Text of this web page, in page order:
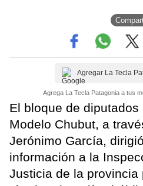
Agregar La Tecla
Agrega La Tecla Patagonia a tus
El bloque de
Modelo Chubut, a
Jerónimo García,
información a la
Justicia de la provincia